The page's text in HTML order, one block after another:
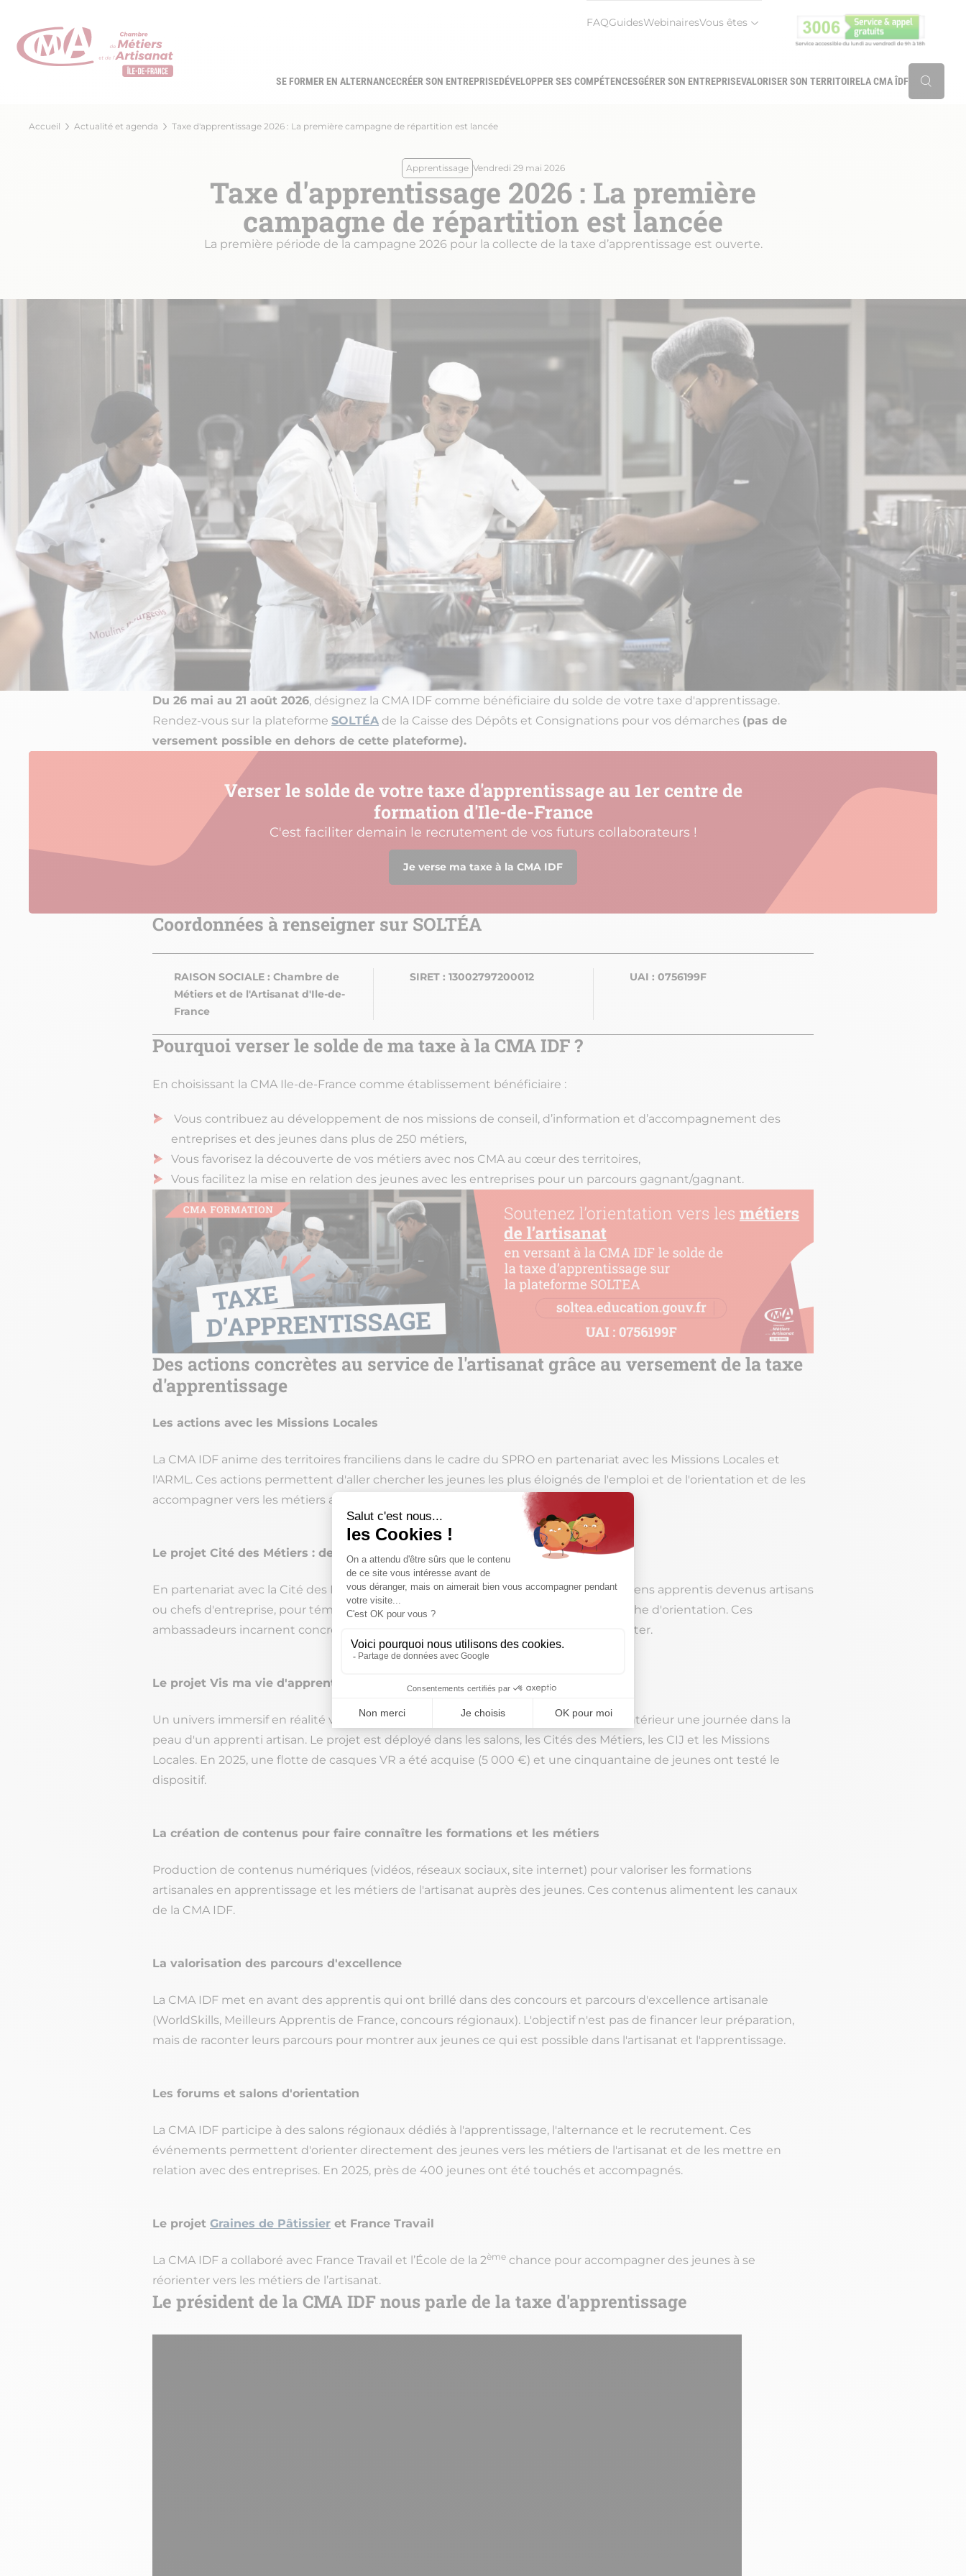
contenu
principal
Menu
FAQGuidesWebinairesVous êtes
Navigation
SE FORMER EN ALTERNANCECRÉER SON ENTREPRISEDÉVELOPPER SES COMPÉTENCESGÉRER SON ENTREPRISEVALORISER SON TERRITOIRELA CMA ÎDF
Fil
Accueil Actualité et agenda Taxe d'apprentissage 2026 : La première campagne de répartition est lancée
Apprentissage Vendredi 29 mai 2026
Taxe d'apprentissage 2026 : La première
campagne de répartition est lancée
La première période de la campagne 2026 pour la collecte de la taxe d’apprentissage est ouverte.
Du 26 mai au 21 août 2026, désignez la CMA IDF comme bénéficiaire du solde de votre taxe d'apprentissage.
Rendez-vous sur la plateforme SOLTÉA de la Caisse des Dépôts et Consignations pour vos démarches (pas de
versement possible en dehors de cette plateforme).
Verser le solde de votre taxe d'apprentissage au 1er centre de
formation d'Ile-de-France
C'est faciliter demain le recrutement de vos futurs collaborateurs !
Je verse ma taxe à la CMA IDF
Coordonnées à renseigner sur SOLTÉA
RAISON SOCIALE : Chambre de
Métiers et de l'Artisanat d'Ile-de-
France
SIRET : 13002797200012 UAI : 0756199F
Pourquoi verser le solde de ma taxe à la CMA IDF ?
En choisissant la CMA Ile-de-France comme établissement bénéficiaire :
Vous contribuez au développement de nos missions de conseil, d’information et d’accompagnement des
entreprises et des jeunes dans plus de 250 métiers,
Vous favorisez la découverte de vos métiers avec nos CMA au cœur des territoires,
Vous facilitez la mise en relation des jeunes avec les entreprises pour un parcours gagnant/gagnant.
Des actions concrètes au service de l'artisanat grâce au versement de la taxe
d'apprentissage
Les actions avec les Missions Locales
La CMA IDF anime des territoires franciliens dans le cadre du SPRO en partenariat avec les Missions Locales et
l'ARML. Ces actions permettent d'aller chercher les jeunes les plus éloignés de l'emploi et de l'orientation et de les
accompagner vers les métiers artisanaux.
Le projet Cité des Métiers : des anciens apprentis témoignent
En partenariat avec la Cité des Métiers, la CMA IDF organise des interventions d'anciens apprentis devenus artisans
ou chefs d'entreprise, pour témoigner de leur parcours auprès de jeunes en recherche d'orientation. Ces
ambassadeurs incarnent concrètement ce que l'apprentissage artisanal peut apporter.
Le projet Vis ma vie d'apprenti (réalité virtuelle)
Un univers immersif en réalité virtuelle 360° permettant à des jeunes de vivre de l'intérieur une journée dans la
peau d'un apprenti artisan. Le projet est déployé dans les salons, les Cités des Métiers, les CIJ et les Missions
Locales. En 2025, une flotte de casques VR a été acquise (5 000 €) et une cinquantaine de jeunes ont testé le
dispositif.
La création de contenus pour faire connaître les formations et les métiers
Production de contenus numériques (vidéos, réseaux sociaux, site internet) pour valoriser les formations
artisanales en apprentissage et les métiers de l'artisanat auprès des jeunes. Ces contenus alimentent les canaux
de la CMA IDF.
La valorisation des parcours d'excellence
La CMA IDF met en avant des apprentis qui ont brillé dans des concours et parcours d'excellence artisanale
(WorldSkills, Meilleurs Apprentis de France, concours régionaux). L'objectif n'est pas de financer leur préparation,
mais de raconter leurs parcours pour montrer aux jeunes ce qui est possible dans l'artisanat et l'apprentissage.
Les forums et salons d'orientation
La CMA IDF participe à des salons régionaux dédiés à l'apprentissage, l'alternance et le recrutement. Ces
événements permettent d'orienter directement des jeunes vers les métiers de l'artisanat et de les mettre en
relation avec des entreprises. En 2025, près de 400 jeunes ont été touchés et accompagnés.
Le projet Graines de Pâtissier et France Travail
La CMA IDF a collaboré avec France Travail et l’École de la 2ème chance pour accompagner des jeunes à se
réorienter vers les métiers de l’artisanat.
url
Le président de la CMA IDF nous parle de la taxe d'apprentissage